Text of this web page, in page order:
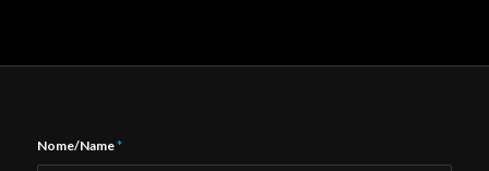
Nome/Name*